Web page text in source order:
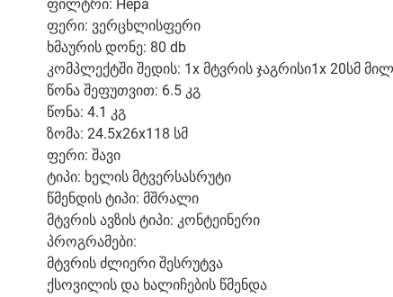
ფილტრი: Hepa
ფერი: ვერცხლისფერი
ხმაურის დონე: 80 db
კომპლექტში შედის: 1x მტვრის ჯაგრისი1x 20სმ
წონა შეფუთვით: 6.5 კგ
წონა: 4.1 კგ
ზომა: 24.5x26x118 სმ
ფერი: შავი
ტიპი: ხელის მტვერსასრუტი
წმენდის ტიპი: მშრალი
მტვრის ავზის ტიპი: კონტეინერი
პროგრამები:
მტვრის ძლიერი შესრუტვა
ქსოვილის და ხალიჩების წმენდა